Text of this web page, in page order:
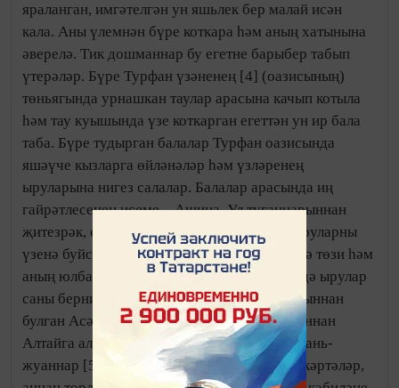
яраланган, имгәтелгән ун яшьлек бер малай исән
кала. Аны үлемнән бүре коткара һәм аның хатынына
әверелә. Тик дошманнар бу егетне барыбер табып
үтерәләр. Бүре Турфан үзәненең [4] (оазисының)
төньягында урнашкан таулар арасына качып котыла
һәм тау куышында үзе коткарган егеттән ун ир бала
таба. Бүре тудырган балалар Турфан оазисында
яшәүче кызларга өйләнәләр һәм үзләренең
ыруларына нигез салалар. Балалар арасында иң
гайрәтлесенең исеме – Ашина. Ул туганнарыннан
җитезрәк, өлгеррәк булганлыктан, башка ыруларны
үзенә буйсындырып берләштерә, яңа кабилә төзи һәм
аның юлбашчысы итеп тәгаенләнә. Кабиләдә ырулар
саны берничә йөзгә җитә. Ашина варисларыннан
булган Асән-шад кабиләне Турфан тауларыннан
Алтайга алып килеп урнаштыра. Биредә жуань-
жуаннар [5] кул астына эләгәләр, тимер эшкәртәләр,